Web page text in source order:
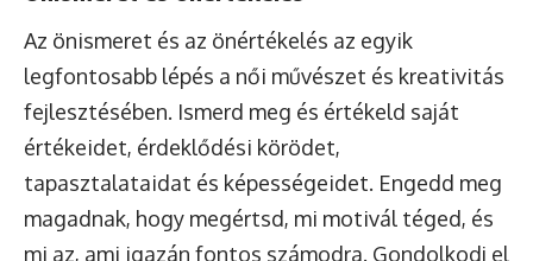
Az önismeret és az önértékelés az egyik
legfontosabb lépés a női művészet és kreativitás
fejlesztésében. Ismerd meg és értékeld saját
értékeidet, érdeklődési körödet,
tapasztalataidat és képességeidet. Engedd meg
magadnak, hogy megértsd, mi motivál téged, és
mi az, ami igazán fontos számodra. Gondolkodj el